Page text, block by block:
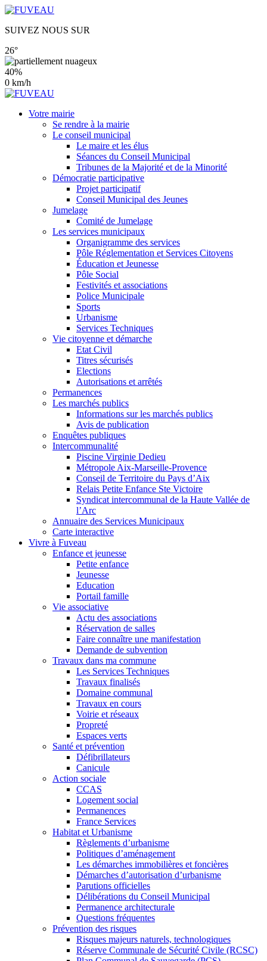
SUIVEZ NOUS SUR
26°
40%
0 km/h
Votre mairie
Se rendre à la mairie
Le conseil municipal
Le maire et les élus
Séances du Conseil Municipal
Tribunes de la Majorité et de la Minorité
Démocratie participative
Projet participatif
Conseil Municipal des Jeunes
Jumelage
Comité de Jumelage
Les services municipaux
Organigramme des services
Pôle Réglementation et Services Citoyens
Éducation et Jeunesse
Pôle Social
Festivités et associations
Police Municipale
Sports
Urbanisme
Services Techniques
Vie citoyenne et démarche
Etat Civil
Titres sécurisés
Elections
Autorisations et arrêtés
Permanences
Les marchés publics
Informations sur les marchés publics
Avis de publication
Enquêtes publiques
Intercommunalité
Piscine Virginie Dedieu
Métropole Aix-Marseille-Provence
Conseil de Territoire du Pays d’Aix
Relais Petite Enfance Ste Victoire
Syndicat intercommunal de la Haute Vallée de
l’Arc
Annuaire des Services Municipaux
Carte interactive
Vivre à Fuveau
Enfance et jeunesse
Petite enfance
Jeunesse
Education
Portail famille
Vie associative
Actu des associations
Réservation de salles
Faire connaître une manifestation
Demande de subvention
Travaux dans ma commune
Les Services Techniques
Travaux finalisés
Domaine communal
Travaux en cours
Voirie et réseaux
Propreté
Espaces verts
Santé et prévention
Défibrillateurs
Canicule
Action sociale
CCAS
Logement social
Permanences
France Services
Habitat et Urbanisme
Règlements d’urbanisme
Politiques d’aménagement
Les démarches immobilières et foncières
Démarches d’autorisation d’urbanisme
Parutions officielles
Délibérations du Conseil Municipal
Permanence architecturale
Questions fréquentes
Prévention des risques
Risques majeurs naturels, technologiques
Réserve Communale de Sécurité Civile (RCSC)